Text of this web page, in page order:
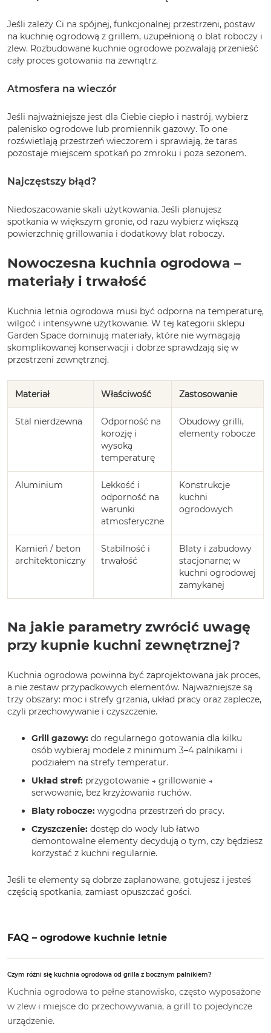
Jeśli zależy Ci na spójnej, funkcjonalnej przestrzeni, postaw
na kuchnię ogrodową z grillem, uzupełnioną o blat roboczy i
zlew. Rozbudowane kuchnie ogrodowe pozwalają przenieść
cały proces gotowania na zewnątrz.
Atmosfera na wieczór
Jeśli najważniejsze jest dla Ciebie ciepło i nastrój, wybierz
palenisko ogrodowe lub promiennik gazowy. To one
rozświetlają przestrzeń wieczorem i sprawiają, że taras
pozostaje miejscem spotkań po zmroku i poza sezonem.
Najczęstszy błąd?
Niedoszacowanie skali użytkowania. Jeśli planujesz
spotkania w większym gronie, od razu wybierz większą
powierzchnię grillowania i dodatkowy blat roboczy.
Nowoczesna kuchnia ogrodowa –
materiały i trwałość
Kuchnia letnia ogrodowa musi być odporna na temperaturę,
wilgoć i intensywne użytkowanie. W tej kategorii sklepu
Garden Space dominują materiały, które nie wymagają
skomplikowanej konserwacji i dobrze sprawdzają się w
przestrzeni zewnętrznej.
Materiał Właściwość Zastosowanie
Stal nierdzewna
Odporność na
korozję i
wysoką
temperaturę
Obudowy grilli,
elementy robocze
Aluminium
Lekkość i
odporność na
warunki
atmosferyczne
Konstrukcje
kuchni
ogrodowych
Kamień / beton
architektoniczny
Stabilność i
trwałość
Blaty i zabudowy
stacjonarne; w
kuchni ogrodowej
zamykanej
Na jakie parametry zwrócić uwagę
przy kupnie kuchni zewnętrznej?
Kuchnia ogrodowa powinna być zaprojektowana jak proces,
a nie zestaw przypadkowych elementów. Najważniejsze są
trzy obszary: moc i strefy grzania, układ pracy oraz zaplecze,
czyli przechowywanie i czyszczenie.
Grill gazowy: do regularnego gotowania dla kilku
osób wybieraj modele z minimum 3–4 palnikami i
podziałem na strefy temperatur.
Układ stref: przygotowanie → grillowanie →
serwowanie, bez krzyżowania ruchów.
Blaty robocze: wygodna przestrzeń do pracy.
Czyszczenie: dostęp do wody lub łatwo
demontowalne elementy decydują o tym, czy będziesz
korzystać z kuchni regularnie.
Jeśli te elementy są dobrze zaplanowane, gotujesz i jesteś
częścią spotkania, zamiast opuszczać gości.
FAQ – ogrodowe kuchnie letnie
Czym różni się kuchnia ogrodowa od grilla z bocznym palnikiem?
Kuchnia ogrodowa to pełne stanowisko, często wyposażone
w zlew i miejsce do przechowywania, a grill to pojedyncze
urządzenie.